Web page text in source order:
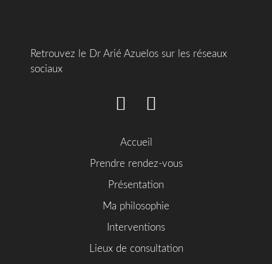
Retrouvez le Dr Arié Azuelos sur les réseaux
sociaux
Accueil
Prendre rendez-vous
Présentation
Ma philosophie
Interventions
Lieux de consultation